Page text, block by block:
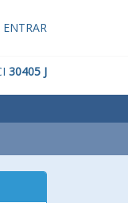
ENTRAR
30405 J